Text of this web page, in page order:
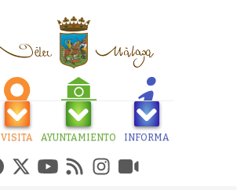
VISITA AYUNTAMIENTO INFORMA